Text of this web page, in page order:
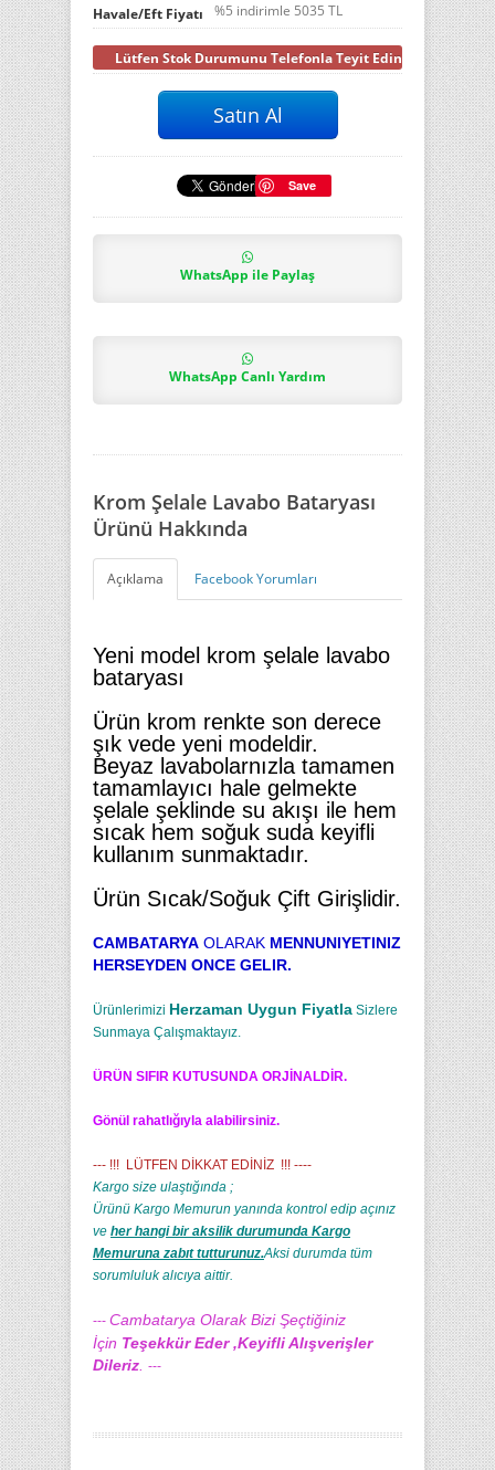
Havale/Eft Fiyatı %5 indirimle 5035 TL
Lütfen Stok Durumunu Telefonla Teyit Ediniz
Save
WhatsApp ile Paylaş
WhatsApp Canlı Yardım
Krom Şelale Lavabo Bataryası
Ürünü Hakkında
Açıklama Facebook Yorumları
Yeni model krom şelale lavabo
bataryası
Ürün krom renkte son derece
şık vede yeni modeldir.
Beyaz lavabolarnızla tamamen
tamamlayıcı hale gelmekte
şelale şeklinde su akışı ile hem
sıcak hem soğuk suda keyifli
kullanım sunmaktadır.
Ürün Sıcak/Soğuk Çift Girişlidir.
CAMBATARYA OLARAK MENNUNIYETINIZ
HERSEYDEN ONCE GELIR.
Ürünlerimizi Herzaman Uygun Fiyatla Sizlere
Sunmaya Çalışmaktayız.
ÜRÜN SIFIR KUTUSUNDA ORJİNALDİR.
Gönül rahatlığıyla alabilirsiniz.
--- !!! LÜTFEN DİKKAT EDİNİZ !!! ----
Kargo size ulaştığında ;
Ürünü Kargo Memurun yanında kontrol edip açınız
ve her hangi bir aksilik durumunda Kargo
Memuruna zabıt tutturunuz.Aksi durumda tüm
sorumluluk alıcıya aittir.
--- Cambatarya Olarak Bizi Şeçtiğiniz
İçin Teşekkür Eder ,Keyifli Alışverişler
Dileriz ---